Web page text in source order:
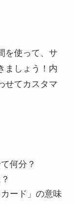
を使って、サ
ましょう！内
せてカスタマ
何分？
ード」の意味